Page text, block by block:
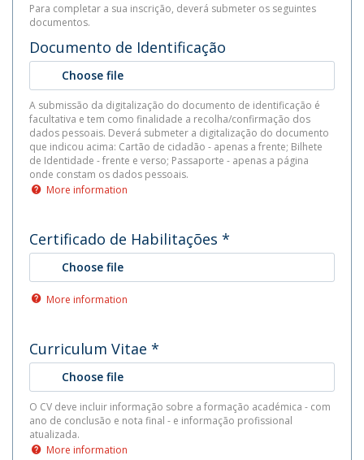
Para completar a sua inscrição, deverá submeter os seguintes
documentos.
Documento de Identificação
Choose file
A submissão da digitalização do documento de identificação é
facultativa e tem como finalidade a recolha/confirmação dos
dados pessoais. Deverá submeter a digitalização do documento
que indicou acima: Cartão de cidadão - apenas a frente; Bilhete
de Identidade - frente e verso; Passaporte - apenas a página
onde constam os dados pessoais.
More information
Certificado de Habilitações *
Choose file
More information
Curriculum Vitae *
Choose file
O CV deve incluir informação sobre a formação académica - com
ano de conclusão e nota final - e informação profissional
atualizada.
More information